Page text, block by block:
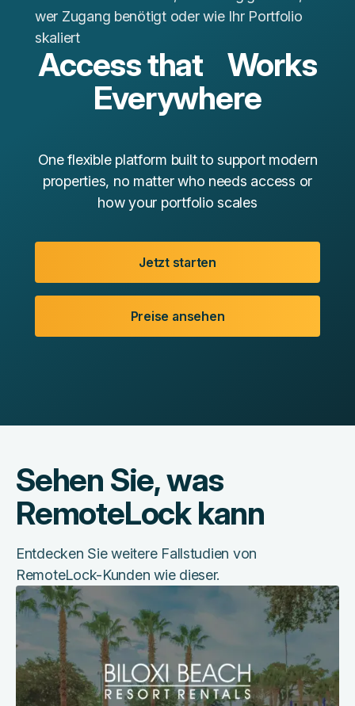
wer Zugang benötigt oder wie Ihr Portfolio
skaliert
Access that Works
Everywhere
One flexible platform built to support modern
properties, no matter who needs access or
how your portfolio scales
Jetzt starten
Preise ansehen
Sehen Sie, was
RemoteLock kann
Entdecken Sie weitere Fallstudien von
RemoteLock-Kunden wie dieser.
Wie
RemoteLock
führendes
Ferienvermietungsunternehmen
transformierte